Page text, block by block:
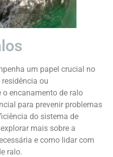
um papel crucial no
ou
encanamento de ralo
para prevenir problemas
do sistema de
mais sobre a
e como lidar com
ralo.